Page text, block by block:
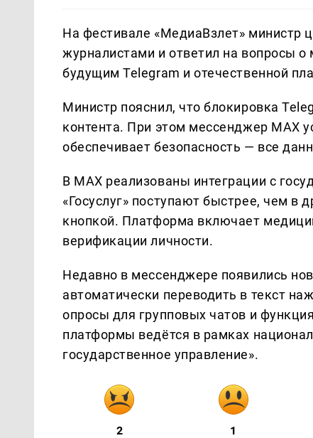
На фестивале «МедиаВзлет» министр
журналистами и ответил на вопросы
будущим Telegram и отечественной
Министр пояснил, что блокировка
контента. При этом мессенджер MAX
обеспечивает безопасность — все
В MAX реализованы интеграции с
«Госуслуг» поступают быстрее, чем
кнопкой. Платформа включает
верификации личности.
Недавно в мессенджере появились
автоматически переводить в текст
опросы для групповых чатов и
платформы ведётся в рамках
государственное управление».
2 1